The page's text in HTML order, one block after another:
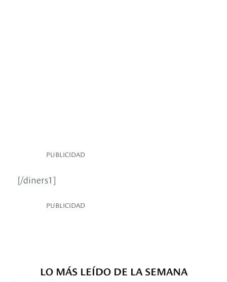
PUBLICIDAD
[/diners1]
PUBLICIDAD
LO MÁS LEÍDO DE LA SEMANA